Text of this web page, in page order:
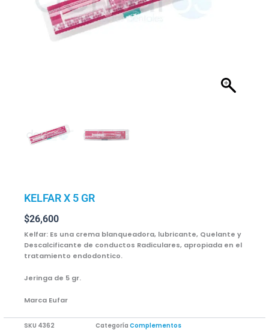
KELFAR X 5 GR
$26,600
Kelfar: Es una crema blanqueadora, lubricante, Quelante y
Descalcificante de conductos Radiculares, apropiada en el
tratamiento endodontico.
Jeringa de 5 gr.
Marca Eufar
SKU 4362 Categoría Complementos